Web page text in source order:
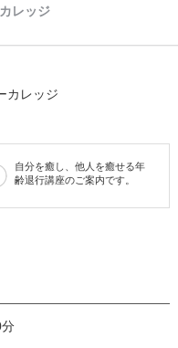
カレッジ
自分を癒し、他人を癒せる年
齢退行講座のご案内です。